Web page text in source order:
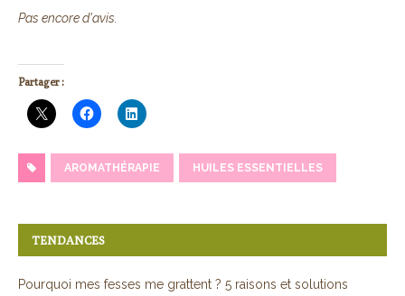
Pas encore d'avis.
Partager :
AROMATHÉRAPIE HUILES ESSENTIELLES
TENDANCES
Pourquoi mes fesses me grattent ? 5 raisons et solutions